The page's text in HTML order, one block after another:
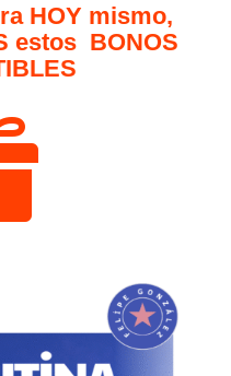
HOY mismo,
estos BONOS